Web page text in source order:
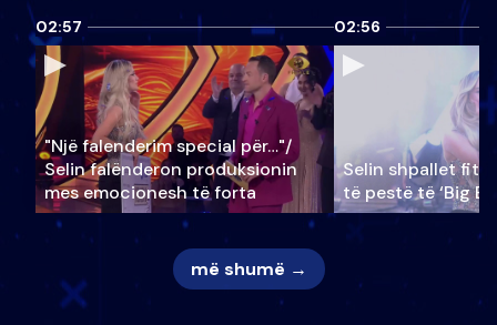
02:57
"Një falenderim special për…"/
Selin falënderon produksionin
mes emocionesh të forta
02:56
Selin shpallet
të pestë të ‘Big
më shumë →